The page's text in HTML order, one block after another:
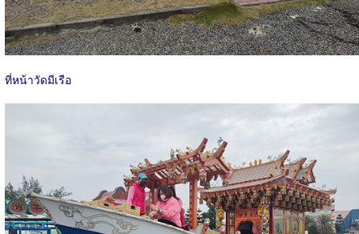
ที่หน้าวัดมีเรือ